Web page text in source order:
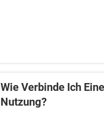
Wie Verbinde Ich
Nutzung?